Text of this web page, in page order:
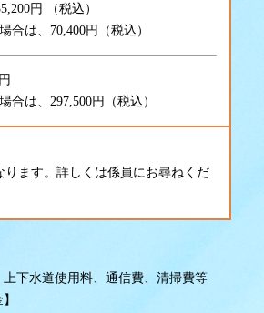
円 （税込）
合は、70,400円（税込）
合は、297,500円（税込）
ます。詳しくは係員にお尋ねくだ
下水道使用料、通信費、清掃費等